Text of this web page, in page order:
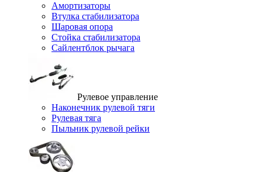
Амортизаторы
Втулка стабилизатора
Шаровая опора
Стойка стабилизатора
Сайлентблок рычага
Рулевое управление
Наконечник рулевой тяги
Рулевая тяга
Пыльник рулевой рейки